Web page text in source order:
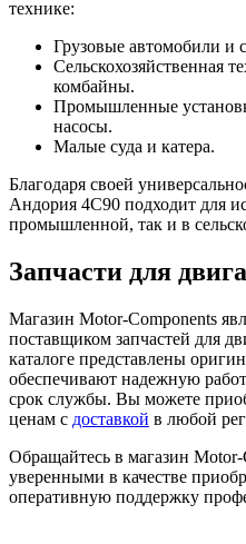
технике:
Грузовые автомобили и
Сельскохозяйственная
комбайны.
Промышленные
насосы.
Малые суда и катера.
Благодаря своей
Андория 4C90 подходит для
промышленной, так и в
Запчасти для
Магазин Motor-Components
поставщиком запчастей для
каталоге представлены
обеспечивают надежную
срок службы. Вы можете
ценам с доставкой в любой
Обращайтесь в магазин
уверенными в качестве
оперативную поддержку